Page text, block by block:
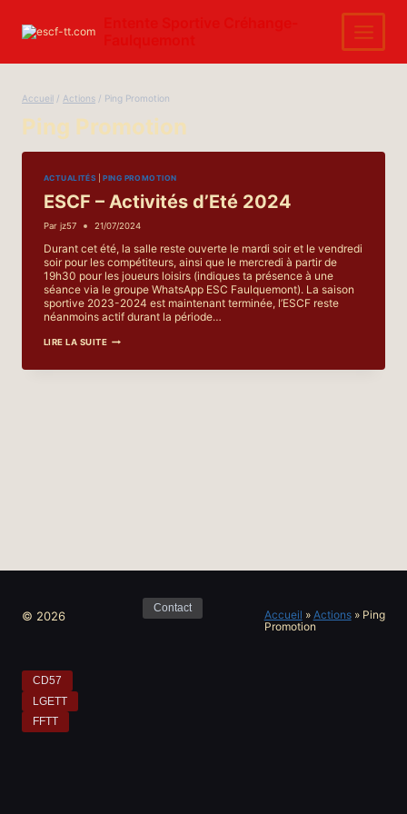
contenu
Accueil / Actions / Ping Promotion
Ping Promotion
ACTUALITÉS |PING PROMOTION
ESCF – Activités d’Eté 2024
Par jz57 21/07/2024
Durant cet été, la salle reste ouverte le mardi soir et le vendredi
soir pour les compétiteurs, ainsi que le mercredi à partir de
19h30 pour les joueurs loisirs (indiques ta présence à une
séance via le groupe WhatsApp ESC Faulquemont). La saison
sportive 2023-2024 est maintenant terminée, l’ESCF reste
néanmoins actif durant la période…
LIRE LA SUITEESCF
–
D’ETÉ
© 2026
Contact
Accueil » Actions »Ping
Promotion
CD57
LGETT
FFTT